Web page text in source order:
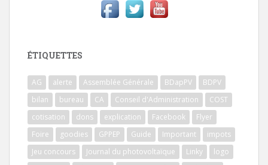
ÉTIQUETTES
AG alerte Assemblée Générale BDapPV
BDPV
bilan
bureau CA Conseil d'Administration
COST
cotisation
dons explication Facebook
Flyer
Foire
goodies GPPEP Guide Important
impots
Jeu concours
Journal du photovoltaïque Linky
logo